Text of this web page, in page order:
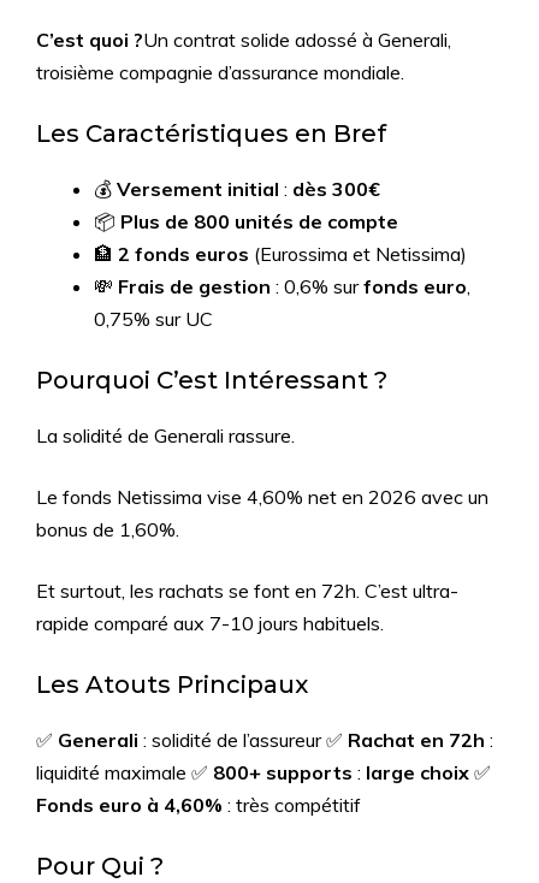
C’est quoi ?Un contrat solide adossé à Generali,
troisième compagnie d’assurance mondiale.
Les Caractéristiques en Bref
💰 Versement initial : dès 300€
📦 Plus de 800 unités de compte
🏦 2 fonds euros (Eurossima et Netissima)
💸 Frais de gestion : 0,6% surfonds euro
0,75% sur UC
Pourquoi C’est Intéressant ?
La solidité de Generali rassure.
Le fonds Netissima vise 4,60% net en 2026 avec un
bonus de 1,60%.
Et surtout, les rachats se font en 72h. C’est ultra-
rapide comparé aux 7-10 jours habituels.
Les Atouts Principaux
✅ Generali : solidité de l’assureur ✅ Rachat en 72h :
liquidité maximale ✅ 800+ supports : large choix ✅
Fonds euro à 4,60% : très compétitif
Pour Qui ?